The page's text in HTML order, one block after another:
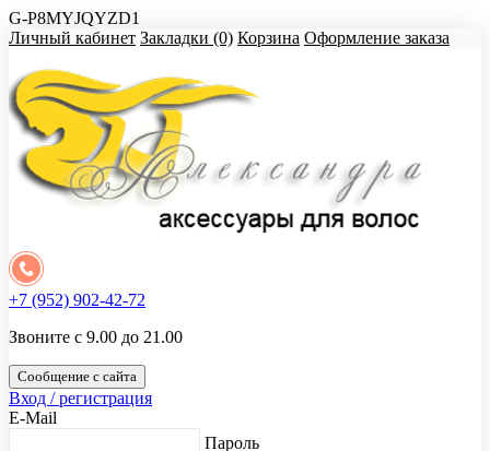
G-P8MYJQYZD1
Личный кабинет Закладки (0) Корзина Оформление заказа
+7 (952) 902-42-72
Звоните с 9.00 до 21.00
Сообщение с сайта
Вход / регистрация
E-Mail
Пароль